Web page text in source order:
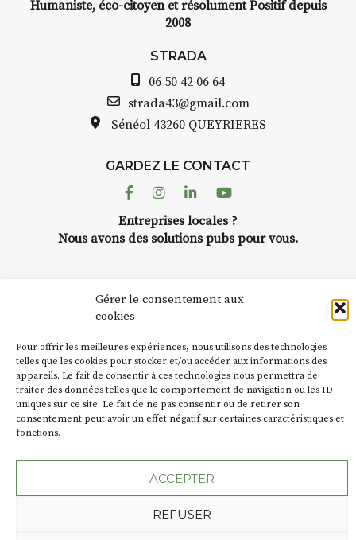
Gérer le consentement aux
cookies
Pour offrir les meilleures expériences, nous utilisons des technologies
telles que les cookies pour stocker et/ou accéder aux informations des
appareils. Le fait de consentir à ces technologies nous permettra de
traiter des données telles que le comportement de navigation ou les ID
uniques sur ce site. Le fait de ne pas consentir ou de retirer son
consentement peut avoir un effet négatif sur certaines caractéristiques et
fonctions.
ACCEPTER
REFUSER
INTERVIEW
STRADA Bernard Turle, vous
Auzon…
Bernard TURLE Le Fumoir n’est
pas une galerie permanente.
Chaque année, le 1er dimanche
d’août, l’association
artisans investissent les rues, les
temporaires d’accueil de la
culture. Il s’associe également à
d’autres activités culturelles de
la Petite Cité de Caractère. Par
exemple, l’installationCochon
« off » du festival d’Auzon 2026
(2 /22 août).
SA D’où vient le nom :
Humaniste, éco-citoyen et résolument Positif depuis
2008
STRADA
06 50 42 06 64
strada43@gmail.com
Sénéol 43260 QUEYRIERES
GARDEZ LE CONTACT
FacebookInstagram
LinkedinYoutube
Entreprises locales ?
Nous avons des solutions pubs pour vous.
Suivez toute l'actu de Strada
NOUS CONTACTER
Plan du site
Mentions légales
Une création de l'Agence Oktopod